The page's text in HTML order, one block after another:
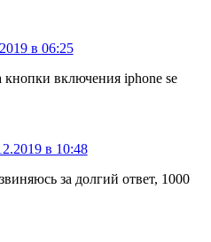
в 06:25
включения iphone se
в 10:48
за долгий ответ, 1000